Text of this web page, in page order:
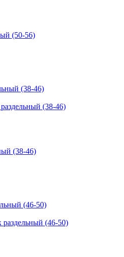
(50-56)
(38-46)
(38-46)
раздельный (46-50)